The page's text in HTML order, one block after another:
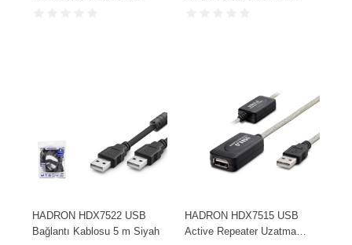
HADRON HDX7522 USB
Bağlantı Kablosu 5 m Siyah
HADRON HDX7515 USB
Active Repeater Uzatma